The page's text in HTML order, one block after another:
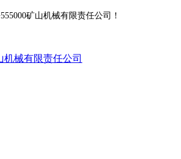
矿山机械有限责任公司！